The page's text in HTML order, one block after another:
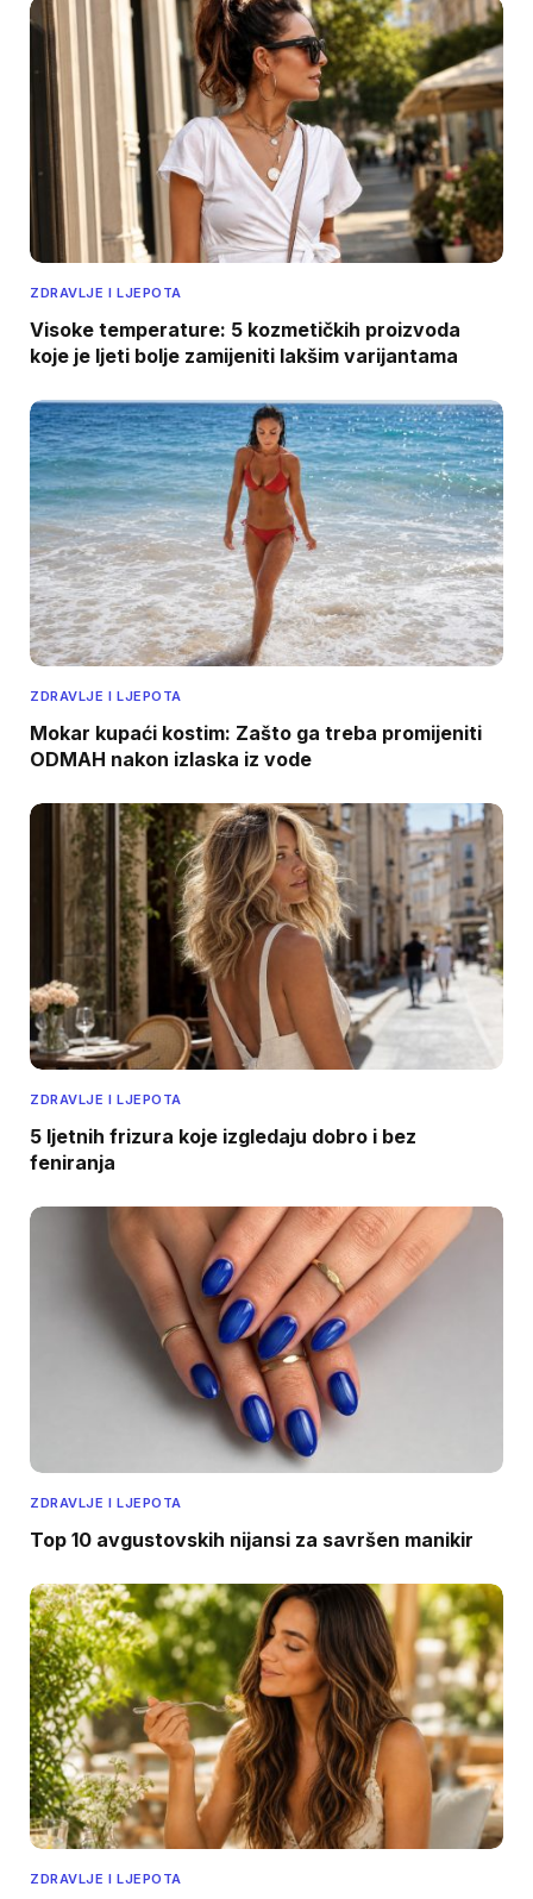
ZDRAVLJE I LJEPOTA
Visoke temperature: 5 kozmetičkih proizvoda
koje je ljeti bolje zamijeniti lakšim varijantama
ZDRAVLJE I LJEPOTA
Mokar kupaći kostim: Zašto ga treba promijeniti
ODMAH nakon izlaska iz vode
ZDRAVLJE I LJEPOTA
5 ljetnih frizura koje izgledaju dobro i bez
feniranja
ZDRAVLJE I LJEPOTA
Top 10 avgustovskih nijansi za savršen manikir
ZDRAVLJE I LJEPOTA